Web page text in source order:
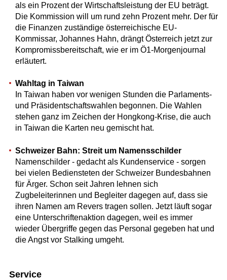
als ein Prozent der Wirtschaftsleistung der EU beträgt.
Die Kommission will um rund zehn Prozent mehr. Der für
die Finanzen zuständige österreichische EU-
Kommissar, Johannes Hahn, drängt Österreich jetzt zur
Kompromissbereitschaft, wie er im Ö1-Morgenjournal
erläutert.
Wahltag in Taiwan
In Taiwan haben vor wenigen Stunden die Parlaments-
und Präsidentschaftswahlen begonnen. Die Wahlen
stehen ganz im Zeichen der Hongkong-Krise, die auch
in Taiwan die Karten neu gemischt hat.
Schweizer Bahn: Streit um Namensschilder
Namenschilder - gedacht als Kundenservice - sorgen
bei vielen Bediensteten der Schweizer Bundesbahnen
für Ärger. Schon seit Jahren lehnen sich
Zugbeleiterinnen und Begleiter dagegen auf, dass sie
ihren Namen am Revers tragen sollen. Jetzt läuft sogar
eine Unterschriftenaktion dagegen, weil es immer
wieder Übergriffe gegen das Personal gegeben hat und
die Angst vor Stalking umgeht.
Service